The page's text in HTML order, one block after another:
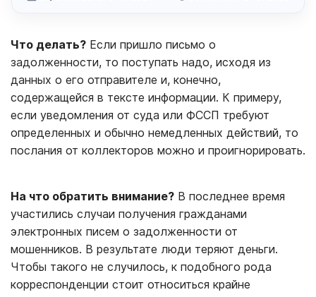
Что делать? Если пришло письмо о
задолженности, то поступать надо, исходя из
данных о его отправителе и, конечно,
содержащейся в тексте информации. К примеру,
если уведомления от суда или ФССП требуют
определенных и обычно немедленных действий, то
послания от коллекторов можно и проигнорировать.
На что обратить внимание? В последнее время
участились случаи получения гражданами
электронных писем о задолженности от
мошенников. В результате люди теряют деньги.
Чтобы такого не случилось, к подобного рода
корреспонденции стоит относиться крайне